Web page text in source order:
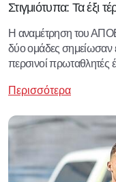
Στιγμιότυπα: Τα έξι
Η αναμέτρηση του
δύο ομάδες σημείωσαν
περσινοί πρωταθλητές
Περισσότερα